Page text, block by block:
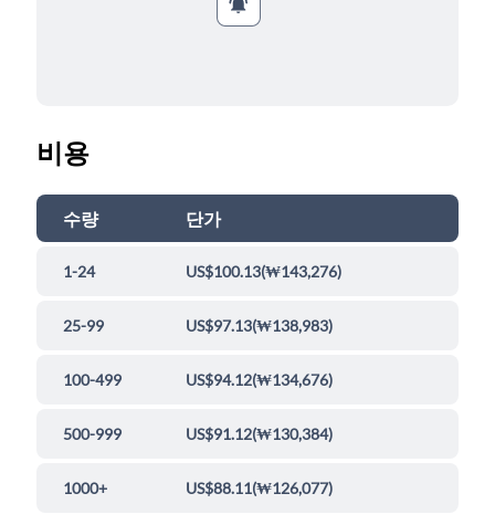
비용
수량 단가
1-24 US$100.13(₩143,276)
25-99 US$97.13(₩138,983)
100-499 US$94.12(₩134,676)
500-999 US$91.12(₩130,384)
1000+ US$88.11(₩126,077)